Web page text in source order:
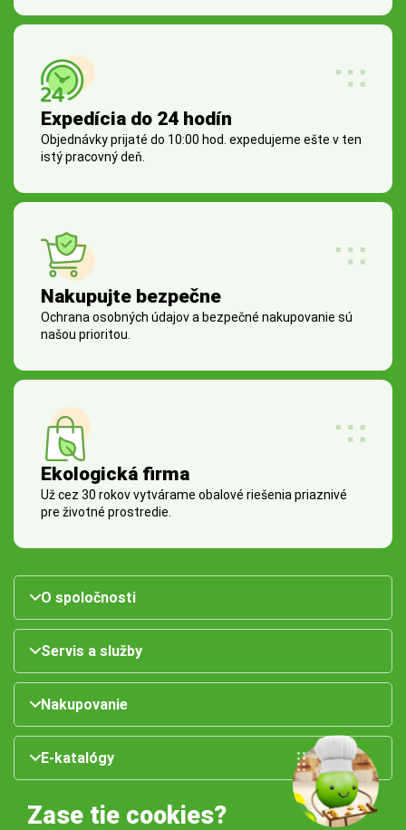
Expedícia do 24 hodín
Objednávky prijaté do 10:00 hod. expedujeme ešte v ten
istý pracovný deň.
Nakupujte bezpečne
Ochrana osobných údajov a bezpečné nakupovanie sú
našou prioritou.
Ekologická firma
Už cez 30 rokov vytvárame obalové riešenia priaznivé
pre životné prostredie.
O spoločnosti
Servis a služby
Nakupovanie
E-katalógy
Zase tie cookies?